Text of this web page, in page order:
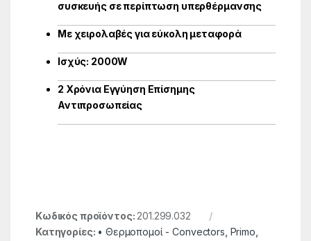
συσκευής σε περίπτωση υπερθέρμανσης
Με χειρολαβές για εύκολη μεταφορά
Ισχύς: 2000W
2 Χρόνια Εγγύηση Επίσημης
Αντιπροσωπείας
Κωδικός προϊόντος:201.299.032
Κατηγορίες: • Θερμοπομοί - Convectors, Primo,